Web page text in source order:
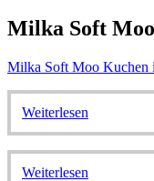
Milka Soft
Milka Soft Moo Kuchen
Weiterlesen
Weiterlesen